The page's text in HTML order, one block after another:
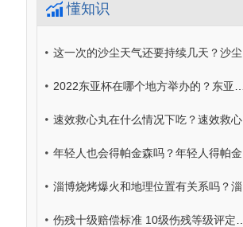
懂知识
这一次的沙尘天气还要持续几天？沙尘天气外出时防护注意事项介绍
2022东亚杯在哪个地方举办的？东亚杯参赛球队一般会有哪些？
速效救心丸在什么情况下吃？速效救心丸服用方法介绍
年轻人也会得帕金森吗？年轻人得帕金森病的原因主要有哪些？
淄博烧烤爆火和地理位置有关系吗？淄博烧烤出圈的原因主要有哪些
伤残十级赔偿标准 10级伤残等级评定标准及赔偿标准